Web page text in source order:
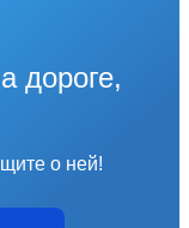
дороге,
о ней!